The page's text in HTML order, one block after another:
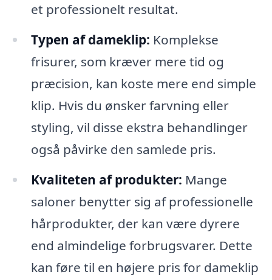
et professionelt resultat.
Typen af dameklip: Komplekse
frisurer, som kræver mere tid og
præcision, kan koste mere end simple
klip. Hvis du ønsker farvning eller
styling, vil disse ekstra behandlinger
også påvirke den samlede pris.
Kvaliteten af produkter: Mange
saloner benytter sig af professionelle
hårprodukter, der kan være dyrere
end almindelige forbrugsvarer. Dette
kan føre til en højere pris for dameklip